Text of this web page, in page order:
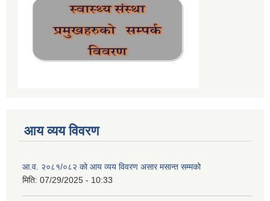
आय व्यय विवरण
आ.व. २०८१/०८२ को आय व्यय विवरण असार मसान्त सम्मको
मिति: 07/29/2025 - 10:33